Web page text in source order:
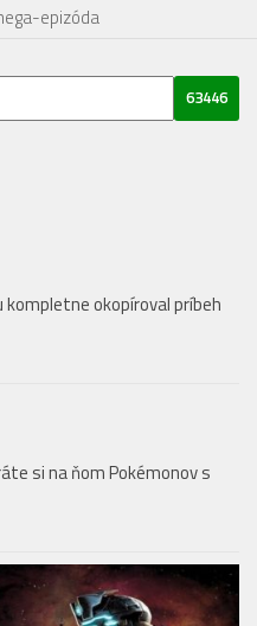
epizóda
okopíroval príbeh
si na ňom Pokémonov s